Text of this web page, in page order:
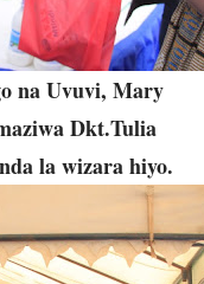
na Uvuvi, Mary
Dkt.Tulia
la wizara hiyo.